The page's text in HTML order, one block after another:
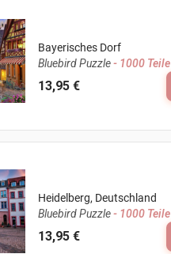
Bayerisches Dorf
Bluebird Puzzle- 1000 Teile
13,95 €
Heidelberg, Deutschland
Bluebird Puzzle- 1000 Teile
13,95 €